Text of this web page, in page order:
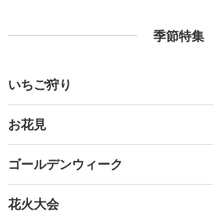
季節特集
いちご狩り
お花見
ゴールデンウィーク
花火大会